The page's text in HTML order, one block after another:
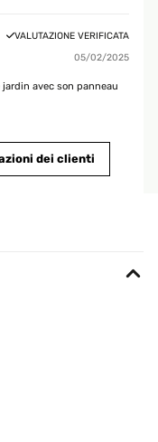
VALUTAZIONE VERIFICATA
05/02/2025
avec son panneau
Dank eingebauter
dei clienti